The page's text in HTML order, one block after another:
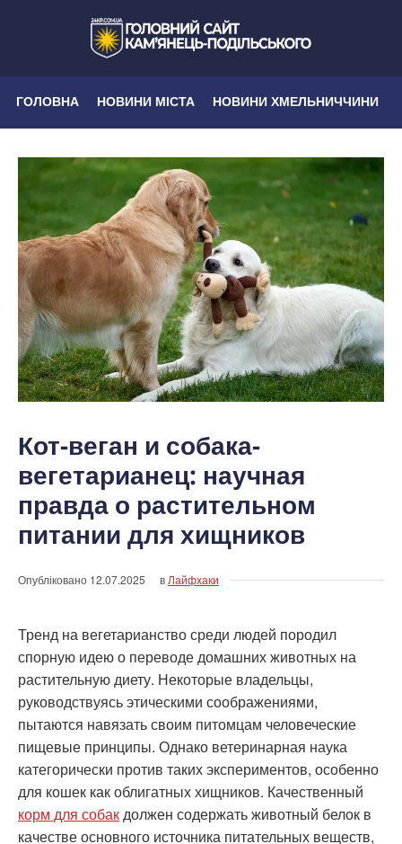
ГОЛОВНА НОВИНИ МІСТА НОВИНИ ХМЕЛЬНИЧЧИНИ
Кот-веган и собака-
вегетарианец: научная
правда о растительном
питании для хищников
Опубліковано 12.07.2025 вЛайфхаки
Тренд на вегетарианство среди людей породил
спорную идею о переводе домашних животных на
растительную диету. Некоторые владельцы,
руководствуясь этическими соображениями,
пытаются навязать своим питомцам человеческие
пищевые принципы. Однако ветеринарная наука
категорически против таких экспериментов, особенно
для кошек как облигатных хищников. Качественный
корм для собакдолжен содержать животный белок в
качестве основного источника питательных веществ,